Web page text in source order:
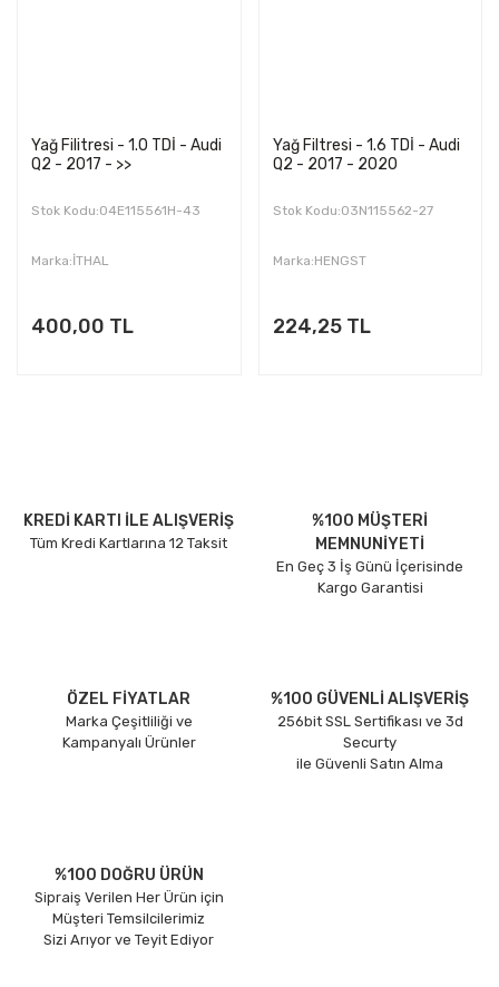
Yağ Filitresi - 1.0 TDİ - Audi
Q2 - 2017 - >>
Stok Kodu:04E115561H-43
Marka:İTHAL
400,00 TL
Yağ Filtresi - 1.6 TDİ - Audi
Q2 - 2017 - 2020
Stok Kodu:03N115562-27
Marka:HENGST
224,25 TL
KREDİ KARTI İLE ALIŞVERİŞ
Tüm Kredi Kartlarına 12 Taksit
%100 MÜŞTERİ
MEMNUNİYETİ
En Geç 3 İş Günü İçerisinde
Kargo Garantisi
ÖZEL FİYATLAR
Marka Çeşitliliği ve
Kampanyalı Ürünler
%100 GÜVENLİ ALIŞVERİŞ
256bit SSL Sertifikası ve 3d
Securty
ile Güvenli Satın Alma
%100 DOĞRU ÜRÜN
Sipraiş Verilen Her Ürün için
Müşteri Temsilcilerimiz
Sizi Arıyor ve Teyit Ediyor